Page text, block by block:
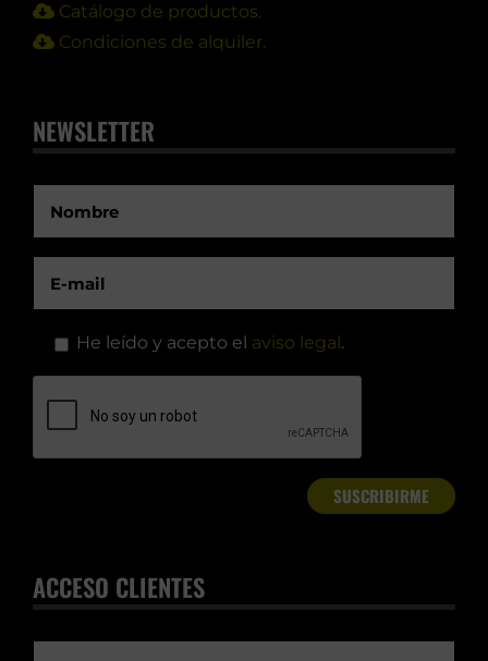
Catálogo de productos.
Condiciones de alquiler.
NEWSLETTER
He leído y acepto el aviso legal .
ACCESO CLIENTES